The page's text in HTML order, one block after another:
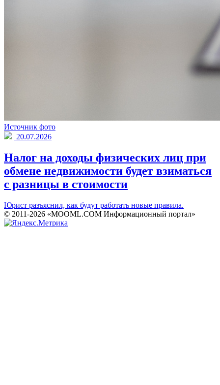
Источник фото
20.07.2026
Налог на доходы физических лиц при
обмене недвижимости будет взиматься
с разницы в стоимости
Юрист разъяснил, как будут работать новые правила.
© 2011-2026 «MOOML.COM Информационный портал»